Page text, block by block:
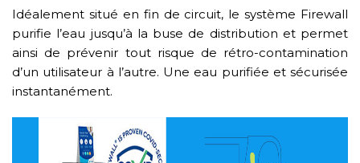
Idéalement situé en fin de circuit, le système Firewall
purifie l’eau jusqu’à la buse de distribution et permet
ainsi de prévenir tout risque de rétro-contamination
d’un utilisateur à l’autre. Une eau purifiée et sécurisée
instantanément.